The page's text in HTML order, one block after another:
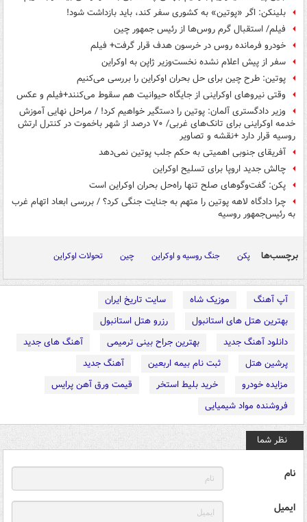
بلینکن: اگر «پوتین» به کشوری سفر کند، باید بازداشت شود!
فیلم/ استقبال گرم روس‌ها از رئیس جمهور چین
خودرو فرمانده روس در خرسون هدف قرار گرفت+ فیلم
سفر از پیش اعلام نشده نخست‌وزیر ژاپن به اوکراین
پوتین: طرح چین برای حل بحران اوکراین را بررسی می‌کنیم
وقتی نیروهای اوکراینی از جایگاه حیوانیت هم سقوط می‌کنند+فیلم و عکس
وزیر دادگستری آلمان: پوتین را دستگیر خواهیم کرد! / مراحل نهایی آموزش
خدمه اوکراینی برای تانک‌های غربی/ ۷۰ درصد از شهر باخموت در کنترل ارتش
روسیه قرار دارد +نقشه و تصاویر
آفریقای جنوبی اهمیتی به حکم جلب پوتین نمی‌دهد
چالش جدید اروپا برای تسلیح اوکراین
پکن: گفت‌وگوهای صلح تنها راه‌حل بحران اوکراین است
چرا دادگاه لاهه پوتین را متهم به جنایت جنگی کرد؟ / بررسی ابعاد اتهام غرب
به رئیس‌جمهور روسیه
برچسب‌ها پکن جنگ روسیه و اوکراین چین تحولات اوکراین
آپ آهنگ موزیک شاه
سایت تاریخ ایران
بهترین هتل های استانبول
رزرو هتل استانبول
دانلود آهنگ جدید
بهترین جراح بینی ترمیمی
آهنگ های جدید
پرشین هتل
ثبت نام بیمه اربعین
آهنگ جدید
مزایده خودرو
خرید بلیط استخر
قیمت ورق آهن پرایس
فروشنده مواد شیمیایی
نظر شما
نام
ایمیل